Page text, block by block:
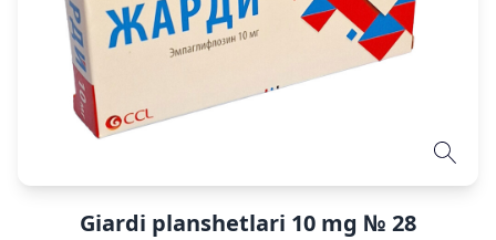
Giardi planshetlari 10 mg № 28